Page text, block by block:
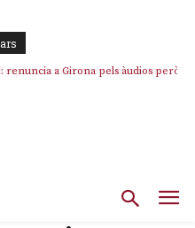
renuncia a Girona pels àudios però